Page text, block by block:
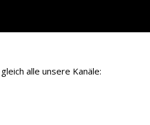
alle unsere Kanäle: